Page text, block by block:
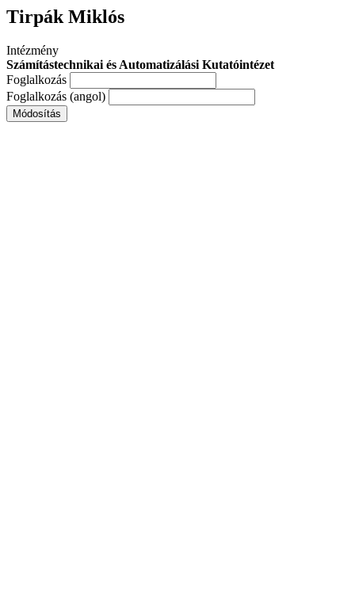
Tirpák Miklós
Intézmény
Számítástechnikai és Automatizálási Kutatóintézet
Foglalkozás
Foglalkozás (angol)
Módosítás